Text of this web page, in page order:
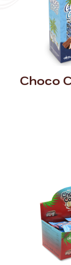
Choco